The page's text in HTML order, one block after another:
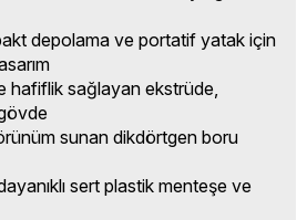
depolama ve portatif yatak için
hafiflik sağlayan ekstrüde,
sunan dikdörtgen boru
sert plastik menteşe ve